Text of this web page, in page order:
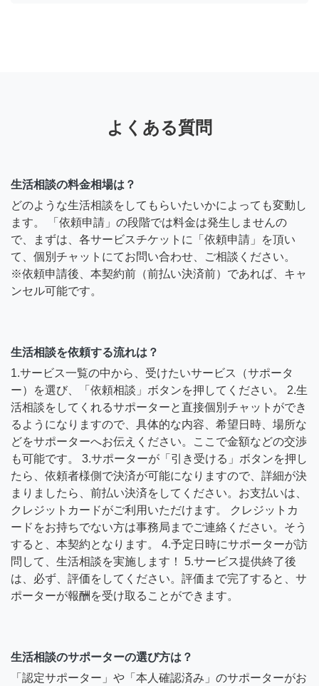
よくある質問
生活相談の料金相場は？
どのような生活相談をしてもらいたいかによっても変動し
ます。 「依頼申請」の段階では料金は発生しませんの
で、まずは、各サービスチケットに「依頼申請」を頂い
て、個別チャットにてお問い合わせ、ご相談ください。
※依頼申請後、本契約前（前払い決済前）であれば、キャ
ンセル可能です。
生活相談を依頼する流れは？
1.サービス一覧の中から、受けたいサービス（サポータ
ー）を選び、「依頼相談」ボタンを押してください。 2.生
活相談をしてくれるサポーターと直接個別チャットができ
るようになりますので、具体的な内容、希望日時、場所な
どをサポーターへお伝えください。ここで金額などの交渉
も可能です。 3.サポーターが「引き受ける」ボタンを押し
たら、依頼者様側で決済が可能になりますので、詳細が決
まりましたら、前払い決済をしてください。お支払いは、
クレジットカードがご利用いただけます。 クレジットカ
ードをお持ちでない方は事務局までご連絡ください。そう
すると、本契約となります。 4.予定日時にサポーターが訪
問して、生活相談を実施します！ 5.サービス提供終了後
は、必ず、評価をしてください。評価まで完了すると、サ
ポーターが報酬を受け取ることができます。
生活相談のサポーターの選び方は？
「認定サポーター」や「本人確認済み」のサポーターがお